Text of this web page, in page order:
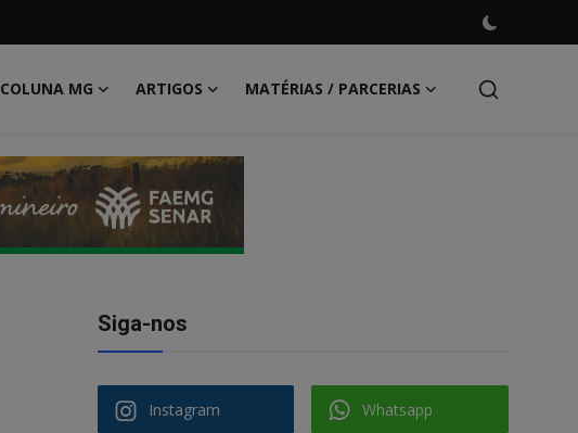
COLUNA MG ARTIGOS MATÉRIAS / PARCERIAS
Siga-nos
Instagram Whatsapp